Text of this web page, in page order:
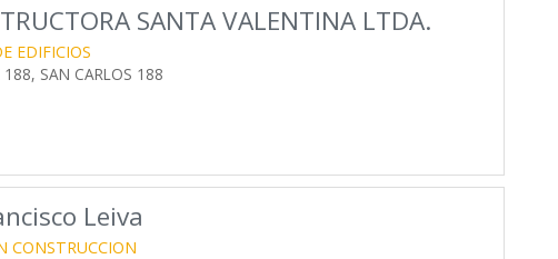
SANTA VALENTINA LTDA.
EDIFICIOS
188, SAN CARLOS 188
Leiva
CONSTRUCCION